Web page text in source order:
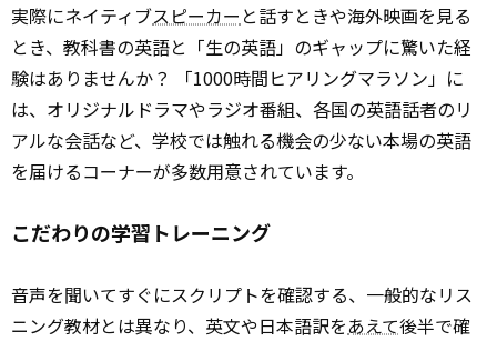
実際にネイティブスピーカー と話すときや海外映画を見る
とき、教科書の英語と「生の英語」のギャップに驚いた経
験はありませんか？ 「1000時間ヒアリングマラソン」に
は、オリジナルドラマやラジオ番組、各国の英語話者のリ
アルな会話など、学校では触れる機会の少ない本場の英語
を届けるコーナーが多数用意されています。
こだわりの学習トレーニング
音声を聞いてすぐにスクリプトを確認する、一般的なリス
ニング教材とは異なり、英文や日本語訳をあえて後半で確